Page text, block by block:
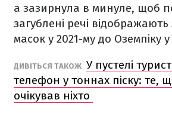
а зазирнула в минуле, щоб
загублені речі відображають
масок у 2021-му до Оземпіку
ДИВІТЬСЯ ТАКОЖ У пустелі
телефон у тоннах піску: те,
очікував ніхто